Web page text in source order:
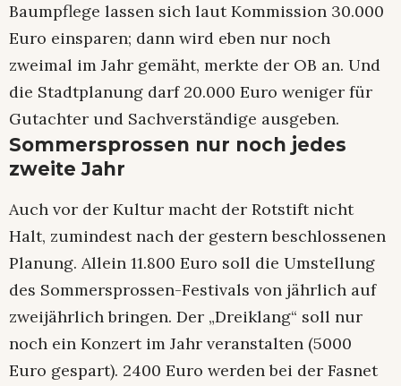
Baumpflege lassen sich laut Kommission 30.000
Euro einsparen; dann wird eben nur noch
zweimal im Jahr gemäht, merkte der OB an. Und
die Stadtplanung darf 20.000 Euro weniger für
Gutachter und Sachverständige ausgeben.
Sommersprossen nur noch jedes
zweite Jahr
Auch vor der Kultur macht der Rotstift nicht
Halt, zumindest nach der gestern beschlossenen
Planung. Allein 11.800 Euro soll die Umstellung
des Sommersprossen-Festivals von jährlich auf
zweijährlich bringen. Der „Dreiklang“ soll nur
noch ein Konzert im Jahr veranstalten (5000
Euro gespart). 2400 Euro werden bei der Fasnet